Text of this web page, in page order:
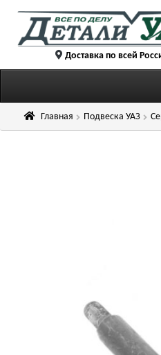
Перейти
Перейти
содержимому Доставка по всей
Главная Подвеска УАЗ